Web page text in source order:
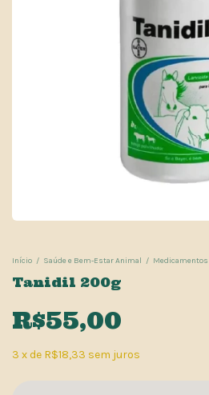
Início / Saúde e Bem-Estar Animal / Medicamentos
Tanidil 200g
R$55,00
3 x de R$18,33 sem juros